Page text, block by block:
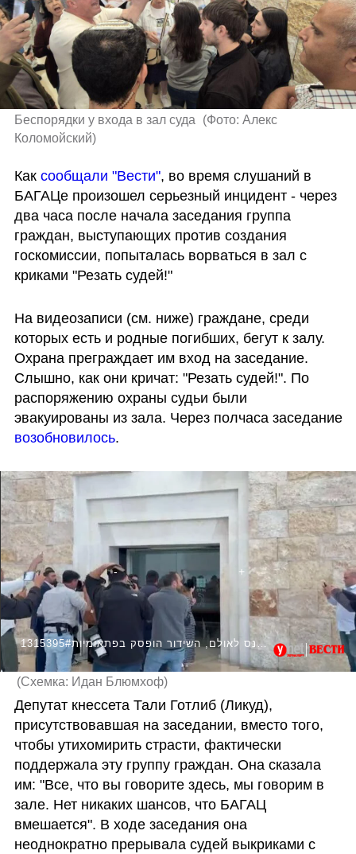
Беспорядки у входа в зал суда (Фото: Алекс
Коломойский)
Как сообщали "Вести", во время слушаний в
БАГАЦе произошел серьезный инцидент - через
два часа после начала заседания группа
граждан, выступающих против создания
госкомиссии, попыталась ворваться в зал с
криками "Резать судей!"
На видеозаписи (см. ниже) граждане, среди
которых есть и родные погибших, бегут к залу.
Охрана преграждает им вход на заседание.
Слышно, как они кричат: "Резать судей!". По
распоряжению охраны судьи были
эвакуированы из зала. Через полчаса заседание
возобновилось.
1315395#דרמה בדיון בבג"ץ: אזרחים ניסו להיכנס לאולם, השידור הופסק בפתאומיות
(Схемка: Идан Блюмхоф)
Депутат кнессета Тали Готлиб (Ликуд),
присутствовавшая на заседании, вместо того,
чтобы утихомирить страсти, фактически
поддержала эту группу граждан. Она сказала
им: "Все, что вы говорите здесь, мы говорим в
зале. Нет никаких шансов, что БАГАЦ
вмешается". В ходе заседания она
неоднократно прерывала судей выкриками с